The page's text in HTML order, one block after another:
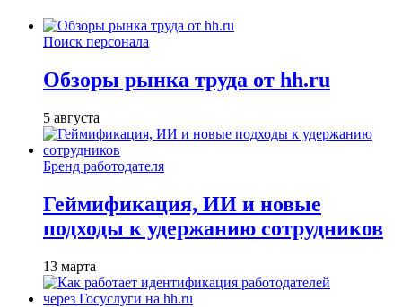
Поиск персонала
Обзоры рынка труда от hh.ru
5 августа
Бренд работодателя
Геймификация, ИИ и новые
подходы к удержанию сотрудников
13 марта